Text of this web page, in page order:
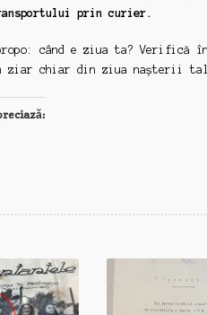
prin curier.
când e ziua ta? Verifică
ziar chiar din ziua nașterii